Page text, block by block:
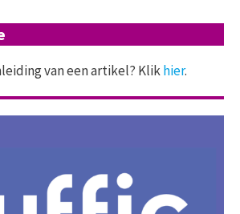
van een artikel? Klikhier.